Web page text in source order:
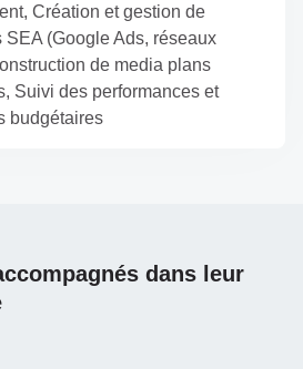
Création et gestion de
SEA (Google Ads, réseaux
de media plans
Suivi des performances et
budgétaires
dans leur